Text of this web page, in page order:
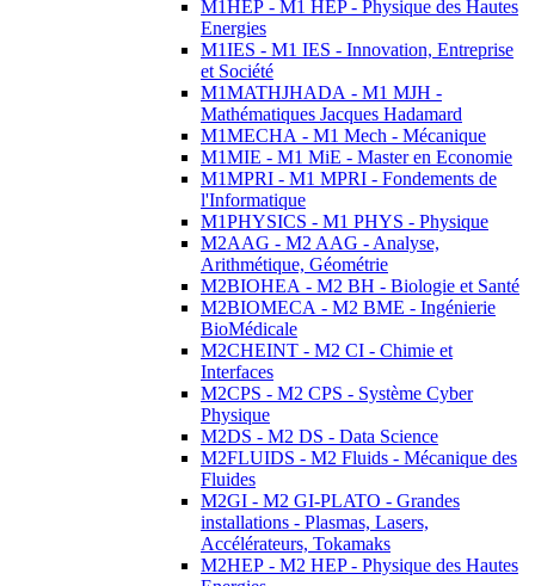
M1HEP - M1 HEP - Physique des Hautes
Energies
M1IES - M1 IES - Innovation, Entreprise
et Société
M1MATHJHADA - M1 MJH -
Mathématiques Jacques Hadamard
M1MECHA - M1 Mech - Mécanique
M1MIE - M1 MiE - Master en Economie
M1MPRI - M1 MPRI - Fondements de
l'Informatique
M1PHYSICS - M1 PHYS - Physique
M2AAG - M2 AAG - Analyse,
Arithmétique, Géométrie
M2BIOHEA - M2 BH - Biologie et Santé
M2BIOMECA - M2 BME - Ingénierie
BioMédicale
M2CHEINT - M2 CI - Chimie et
Interfaces
M2CPS - M2 CPS - Système Cyber
Physique
M2DS - M2 DS - Data Science
M2FLUIDS - M2 Fluids - Mécanique des
Fluides
M2GI - M2 GI-PLATO - Grandes
installations - Plasmas, Lasers,
Accélérateurs, Tokamaks
M2HEP - M2 HEP - Physique des Hautes